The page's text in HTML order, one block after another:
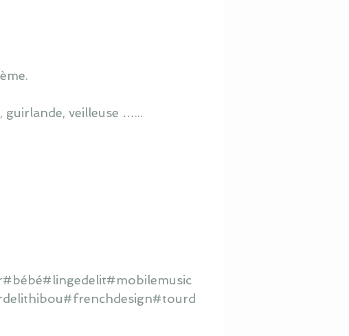
veilleuse …...